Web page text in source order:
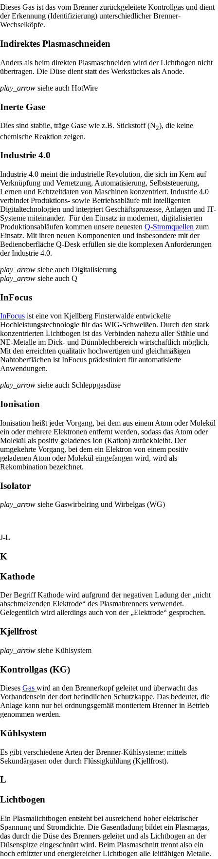
Dieses Gas ist das vom Brenner zurückgeleitete Kontrollgas und dient
der Erkennung (Identifizierung) unterschiedlicher Brenner-
Wechselköpfe.
Indirektes Plasmaschneiden
Anders als beim direkten Plasmaschneiden wird der Lichtbogen nicht
übertragen. Die Düse dient statt des Werkstückes als Anode.
play_arrow siehe auch HotWire
Inerte Gase
Dies sind stabile, träge Gase wie z.B. Stickstoff (N2), die keine
chemische Reaktion zeigen.
Industrie 4.0
Industrie 4.0 meint die industrielle Revolution, die sich im Kern auf
Verknüpfung und Vernetzung, Automatisierung, Selbststeuerung,
Lernen und Echtzeitdaten von Maschinen konzentriert. Industrie 4.0
verbindet Produktions- sowie Betriebsabläufe mit intelligenten
Digitaltechnologien und integriert Geschäftsprozesse, Anlagen und IT-
Systeme miteinander. Für den Einsatz in modernen, digitalisierten
Produktionsabläufen kommen unsere neuesten Q-Stromquellen zum
Einsatz. Mit ihren neuen Komponenten und insbesondere mit der
Bedienoberfläche Q-Desk erfüllen sie die komplexen Anforderungen
der Industrie 4.0.
play_arrow siehe auch Digitalisierung
play_arrow siehe auch Q
InFocus
InFocus ist eine von Kjellberg Finsterwalde entwickelte
Hochleistungstechnologie für das WIG-Schweißen. Durch den stark
konzentrierten Lichtbogen ist das Verbinden nahezu aller Stähle und
NE-Metalle im Dick- und Dünnblechbereich wirtschaftlich möglich.
Mit den erreichten qualitativ hochwertigen und gleichmäßigen
Nahtoberflächen ist InFocus prädestiniert für automatisierte
Anwendungen.
play_arrow siehe auch Schleppgasdüse
Ionisation
Ionisation heißt jeder Vorgang, bei dem aus einem Atom oder Molekül
ein oder mehrere Elektronen entfernt werden, sodass das Atom oder
Molekül als positiv geladenes Ion (Kation) zurückbleibt. Der
umgekehrte Vorgang, bei dem ein Elektron von einem positiv
geladenen Atom oder Molekül eingefangen wird, wird als
Rekombination bezeichnet.
Isolator
play_arrow siehe Gaswirbelring und Wirbelgas (WG)
J-L
K
Kathode
Der Begriff Kathode wird aufgrund der negativen Ladung der „nicht
abschmelzenden Elektrode“ des Plasmabrenners verwendet.
Gelegentlich wird allerdings auch von der „Elektrode“ gesprochen.
Kjellfrost
play_arrow siehe Kühlsystem
Kontrollgas (KG)
Dieses Gas wird an den Brennerkopf geleitet und überwacht das
Vorhandensein der dort befindlichen Schutzkappe. Das bedeutet, die
Anlage kann nur bei ordnungsgemäß montiertem Brenner in Betrieb
genommen werden.
Kühlsystem
Es gibt verschiedene Arten der Brenner-Kühlsysteme: mittels
Sekundärgasen oder durch Flüssigkühlung (Kjellfrost).
L
Lichtbogen
Ein Plasmalichtbogen entsteht bei ausreichend hoher elektrischer
Spannung und Stromdichte. Die Gasentladung bildet ein Plasmagas,
das durch die Düse des Brenners geleitet und als Lichtbogen an der
Düsenspitze eingeschnürt wird. Beim Plasmaschnitt trennt also ein
hoch erhitzter und energiereicher Lichtbogen alle leitfähigen Metalle.